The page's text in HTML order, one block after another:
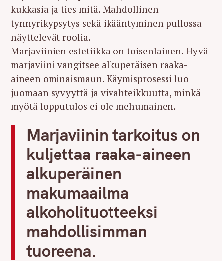
kukkasia ja ties mitä. Mahdollinen
tynnyrikypsytys sekä ikääntyminen pullossa
näyttelevät roolia.
Marjaviinien estetiikka on toisenlainen. Hyvä
marjaviini vangitsee alkuperäisen raaka-
aineen ominaismaun. Käymisprosessi luo
juomaan syvyyttä ja vivahteikkuutta, minkä
myötä lopputulos ei ole mehumainen.
Marjaviinin tarkoitus on
kuljettaa raaka-aineen
alkuperäinen
makumaailma
alkoholituotteeksi
mahdollisimman
tuoreena.